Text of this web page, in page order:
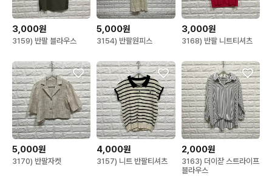
3,000원
3159) 반팔 블라우스
5,000원
3154) 반팔원피스
3,000원
3168) 반팔 니트티셔츠
5,000원
3170) 반팔자켓
4,000원
3157) 니트 반팔티셔츠
2,000원
3163) 더이잗 스트라이프
블라우스